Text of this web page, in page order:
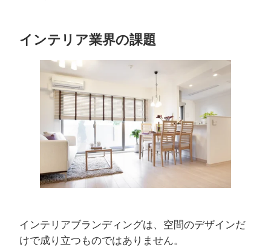
インテリア業界の課題
インテリアブランディングは、空間のデザインだ
けで成り立つものではありません。